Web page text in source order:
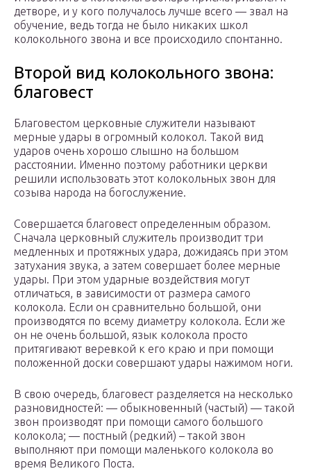
детворе, и у кого получалось лучше всего — звал на
обучение, ведь тогда не было никаких школ
колокольного звона и все происходило спонтанно.
Второй вид колокольного звона:
благовест
Благовестом церковные служители называют
мерные удары в огромный колокол. Такой вид
ударов очень хорошо слышно на большом
расстоянии. Именно поэтому работники церкви
решили использовать этот колокольных звон для
созыва народа на богослужение.
Совершается благовест определенным образом.
Сначала церковный служитель производит три
медленных и протяжных удара, дожидаясь при этом
затухания звука, а затем совершает более мерные
удары. При этом ударные воздействия могут
отличаться, в зависимости от размера самого
колокола. Если он сравнительно большой, они
производятся по всему диаметру колокола. Если же
он не очень большой, язык колокола просто
притягивают веревкой к его краю и при помощи
положенной доски совершают удары нажимом ноги.
В свою очередь, благовест разделяется на несколько
разновидностей: — обыкновенный (частый) — такой
звон производят при помощи самого большого
колокола; — постный (редкий) – такой звон
выполняют при помощи маленького колокола во
время Великого Поста.